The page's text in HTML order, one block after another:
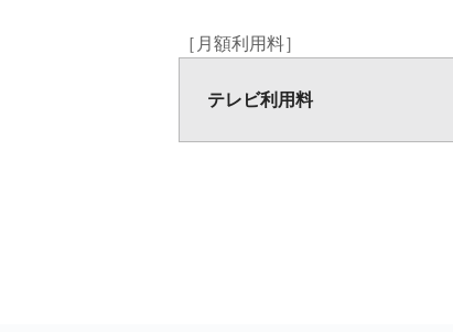
［月額利用料］
テレビ利用料